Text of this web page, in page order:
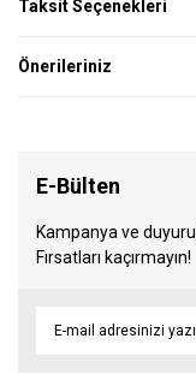
Taksit Seçenekleri
Önerileriniz
E-Bülten
Kampanya ve
Fırsatları kaçırmayın!